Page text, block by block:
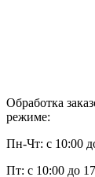
Обработка
режиме:
Пн-Чт: с 10:00
Пт: с 10:00 до